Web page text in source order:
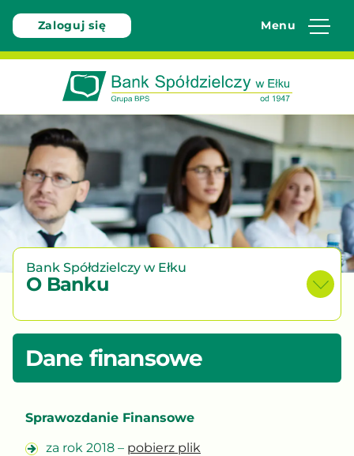
Menu
Zaloguj się
Bank
Spółdzielczy
w
Ełku
-
W
pełni
bezpieczny
bo
polski
Bank Spółdzielczy w Ełku
O Banku
Dane finansowe
Sprawozdanie Finansowe
za rok 2018 – pobierz plik